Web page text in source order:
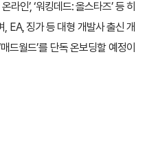
라인’, ‘워킹데드: 올스타즈’ 등 히
EA, 징가 등 대형 개발사 출신 개
드월드’를 단독 온보딩할 예정이